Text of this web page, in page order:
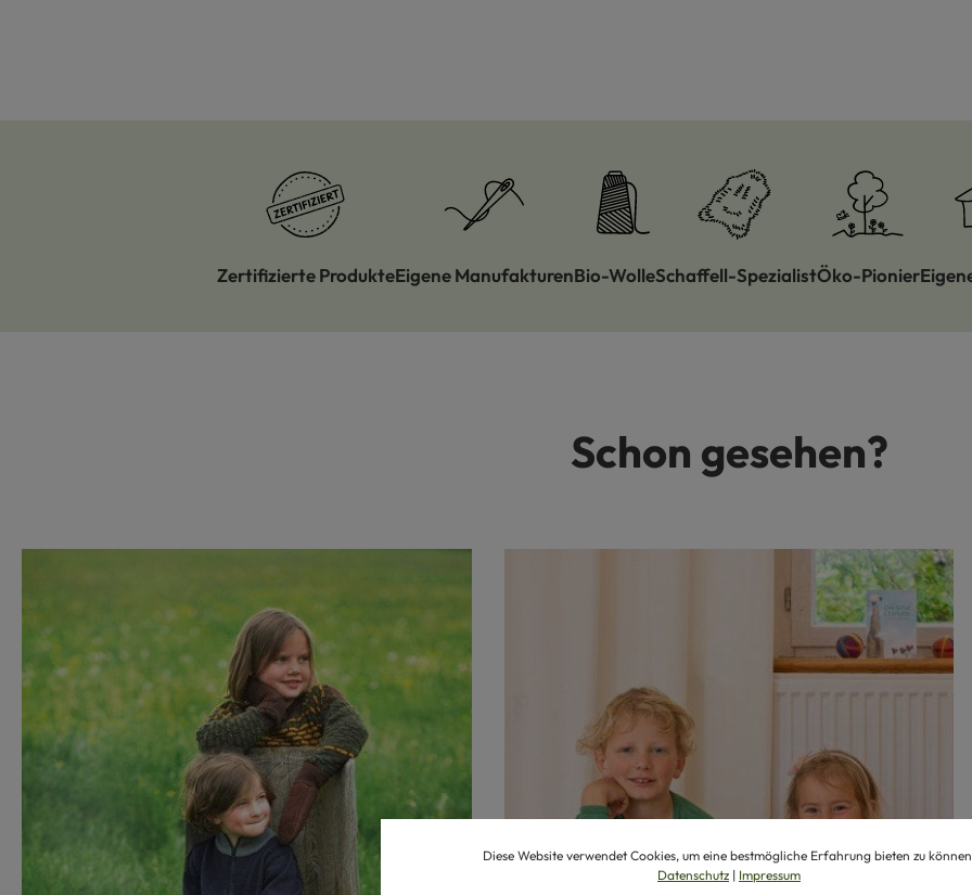
Zertifizierte ProdukteEigene ManufakturenBio-WolleSchaffell-SpezialistÖko-Pionier
Schon gesehen?
Diese Website verwendet Cookies, um eine bestmögliche Erfahrung bieten zu
Datenschutz | Impressum